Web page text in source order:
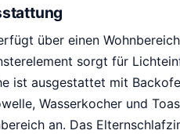
über einen
sorgt für
ist ausgestattet mit
Wasserkocher und
an. Das